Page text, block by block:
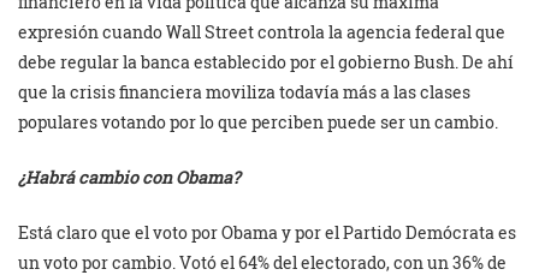
expresión cuando Wall Street controla la agencia federal que
debe regular la banca establecido por el gobierno Bush. De ahí
que la crisis financiera moviliza todavía más a las clases
populares votando por lo que perciben puede ser un cambio.
¿Habrá cambio con Obama?
Está claro que el voto por Obama y por el Partido Demócrata es
un voto por cambio. Votó el 64% del electorado, con un 36% de